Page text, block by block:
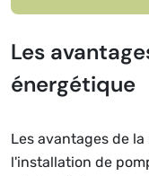
Les
énergétique
Les avantages de
l'installation de